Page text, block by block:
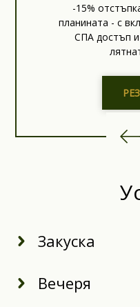
-15%
планината - с
СПА достъп
Закуска
Вечеря